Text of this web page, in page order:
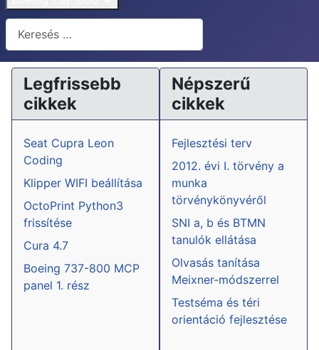
Keresés...
Legfrissebb
cikkek
Seat Cupra Leon
Coding
Klipper WIFI beállítása
OctoPrint Python3
frissítése
Cura 4.7
Boeing 737-800 MCP
panel 1. rész
Népszerű
cikkek
Fejlesztési terv
2012. évi I. törvény a
munka
törvénykönyvéről
SNI a, b és BTMN
tanulók ellátása
Olvasás tanítása
Meixner-módszerrel
Testséma és téri
orientáció fejlesztése